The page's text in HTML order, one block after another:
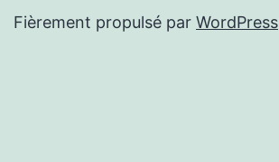
Fièrement propulsé par WordPress